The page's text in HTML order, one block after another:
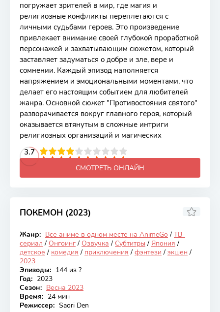
погружает зрителей в мир, где магия и
религиозные конфликты переплетаются с
личными судьбами героев. Это произведение
привлекает внимание своей глубокой проработкой
персонажей и захватывающим сюжетом, который
заставляет задуматься о добре и зле, вере и
сомнении. Каждый эпизод наполняется
напряжением и эмоциональными моментами, что
делает его настоящим событием для любителей
жанра. Основной сюжет "Противостояния святого"
разворачивается вокруг главного героя, который
оказывается втянутым в сложные интриги
религиозных организаций и магических
3.7
4 5 6 7 8 9 10
СМОТРЕТЬ ОНЛАЙН
ПОКЕМОН (2023)
Онгоинг
7.41
Жанр: Все аниме в одном месте на AnimeGo / ТВ-
сериал / Онгоинг / Озвучка / Субтитры / Япония /
детское / комедия / приключения / фэнтези / экшен /
2023
Эпизоды: 144 из ?
Год: 2023
Сезон: Весна 2023
Время: 24 мин
Режиссер: Saori Den